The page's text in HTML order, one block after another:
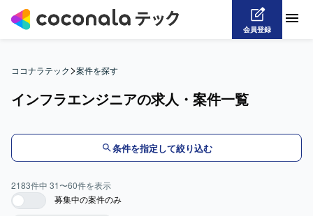
会員登録
ココナラテック>案件を探す
インフラエンジニアの求人・案件一覧
条件を指定して絞り込む
2183件中 31〜60件を表示
募集中の案件のみ